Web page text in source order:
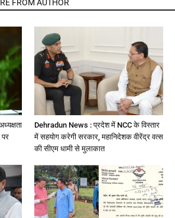
FROM AUTHOR
पर
Dehradun News : प्रदेश में NCC के विस्तार
में सहयोग करेगी सरकार, महानिदेशक वीरेंद्र वत्स
की सीएम धामी से मुलाकात